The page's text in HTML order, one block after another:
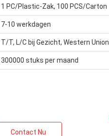
1 PC/Plastic-Zak, 100 PCS/Carton
7-10 werkdagen
T/T, L/C bij Gezicht, Western Union
300000 stuks per maand
Contact Nu